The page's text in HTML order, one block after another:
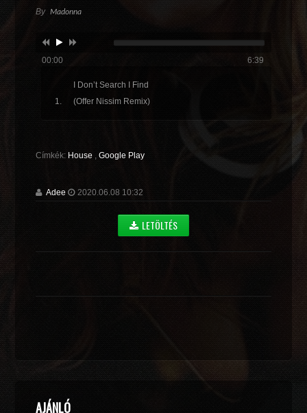
By Madonna
00:00 6:39
I Don’t Search I Find
(Offer Nissim Remix)
Címkék: House ,Google Play
Adee 2020.06.08 10:32
LETÖLTÉS
AJÁNLÓ